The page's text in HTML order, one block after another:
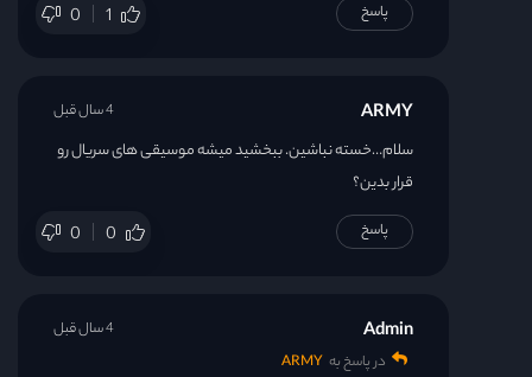
0 1 پاسخ
ARMY
سلام…خسته نباشین. ببخشید میشه موسیقی های سریال رو
قرار بدین؟
0 0
4 سال قبل
پاسخ
Admin
در پاسخ به ARMY
4 سال قبل